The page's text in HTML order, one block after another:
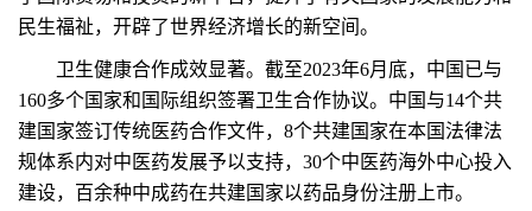
民生福祉，开辟了世界经济增长的新空间。
卫生健康合作成效显著。截至2023年6月底，中国已与
160多个国家和国际组织签署卫生合作协议。中国与14个共
建国家签订传统医药合作文件，8个共建国家在本国法律法
规体系内对中医药发展予以支持，30个中医药海外中心投入
建设，百余种中成药在共建国家以药品身份注册上市。